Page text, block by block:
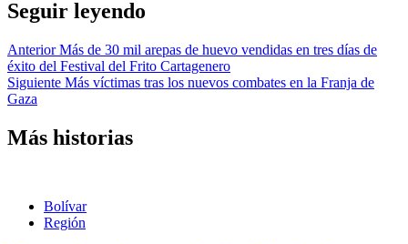
Seguir leyendo
AnteriorMás de 30 mil arepas de huevo vendidas en tres días de
éxito del Festival del Frito Cartagenero
Siguiente Más víctimas tras los nuevos combates en la Franja de
Gaza
Más historias
Bolívar
Región